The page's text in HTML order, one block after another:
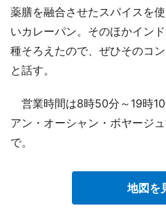
薬膳を融合させたスパイスを
いカレーパン。そのほかイン
種そろえたので、ぜひそのコ
と話す。
営業時間は8時50分～19時
アン・オーシャン・ボヤージュ
で。
地図を